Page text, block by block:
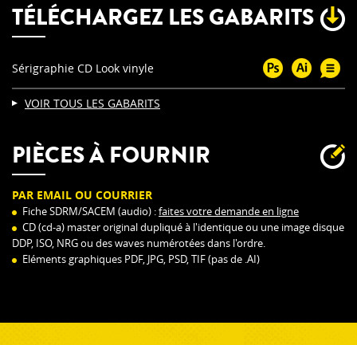
TÉLÉCHARGEZ LES GABARITS
Sérigraphie CD Look vinyle
VOIR TOUS LES GABARITS
PIÈCES À FOURNIR
PAR EMAIL OU COURRIER
Fiche SDRM/SACEM (audio) :faites votre demande en ligne
CD (cd-a) master original dupliqué à l'identique ou une image disque
DDP, ISO, NRG ou des waves numérotées dans l'ordre.
Eléments graphiques PDF, JPG, PSD, TIF (pas de .AI)